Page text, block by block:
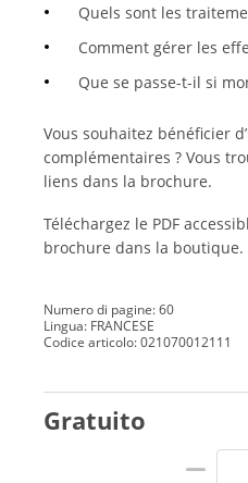
Quels sont les
Comment gérer les
Que se passe-t-il si
Vous souhaitez bénéficier
complémentaires ? Vous
liens dans la brochure.
Téléchargez le PDF
brochure dans la boutique.
Numero di pagine: 60
Lingua: FRANCESE
Codice articolo: 021070012111
Gratuito